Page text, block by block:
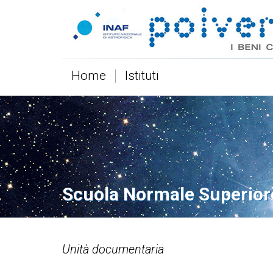
Home Istituti
Scuola Normale
Unità documentaria